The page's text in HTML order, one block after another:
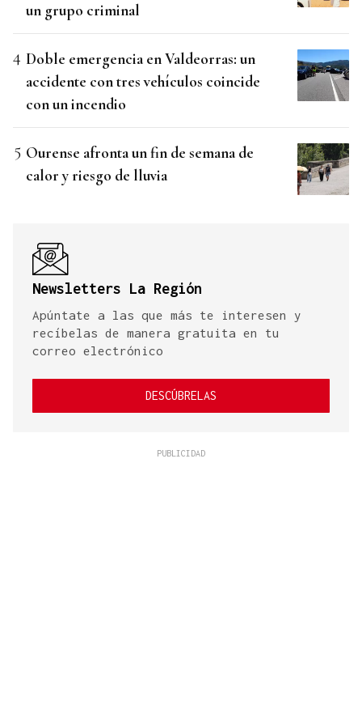
un grupo criminal
Doble emergencia en Valdeorras: un
accidente con tres vehículos coincide
con un incendio
Ourense afronta un fin de semana de
calor y riesgo de lluvia
Newsletters La Región
Apúntate a las que más te interesen y
recíbelas de manera gratuita en tu
correo electrónico
DESCÚBRELAS